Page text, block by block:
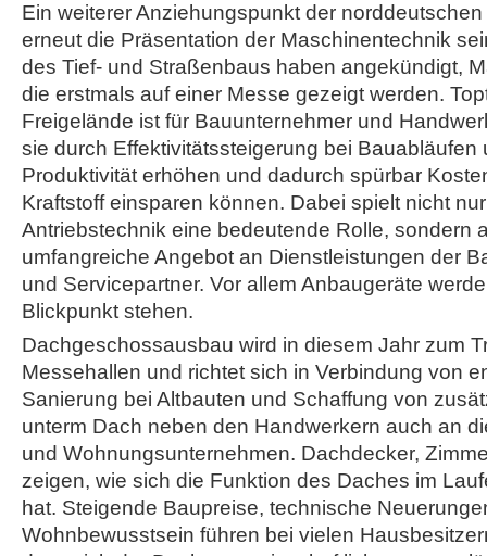
Ein weiterer Anziehungspunkt der
erneut die Präsentation der Maschinentechnik
des Tief- und Straßenbaus haben angekündigt,
die erstmals auf einer Messe gezeigt werden.
Freigelände ist für Bauunternehmer und
sie durch Effektivitätssteigerung bei Bauabläufen
Produktivität erhöhen und dadurch spürbar
Kraftstoff einsparen können. Dabei spielt nicht
Antriebstechnik eine bedeutende Rolle, sondern
umfangreiche Angebot an Dienstleistungen der
und Servicepartner. Vor allem Anbaugeräte
Blickpunkt stehen.
Dachgeschossausbau wird in diesem Jahr zum
Messehallen und richtet sich in Verbindung von
Sanierung bei Altbauten und Schaffung von
unterm Dach neben den Handwerkern auch an
und Wohnungsunternehmen. Dachdecker,
zeigen, wie sich die Funktion des Daches im
hat. Steigende Baupreise, technische
Wohnbewusstsein führen bei vielen